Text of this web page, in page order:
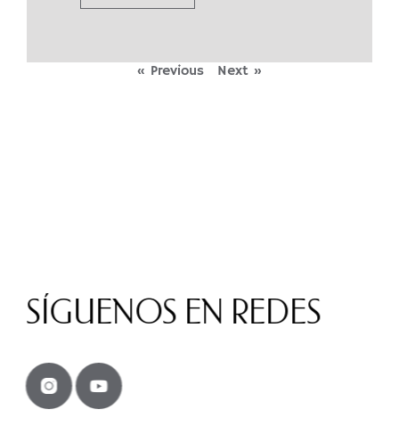
« Previous Next »
SÍGUENOS EN REDES